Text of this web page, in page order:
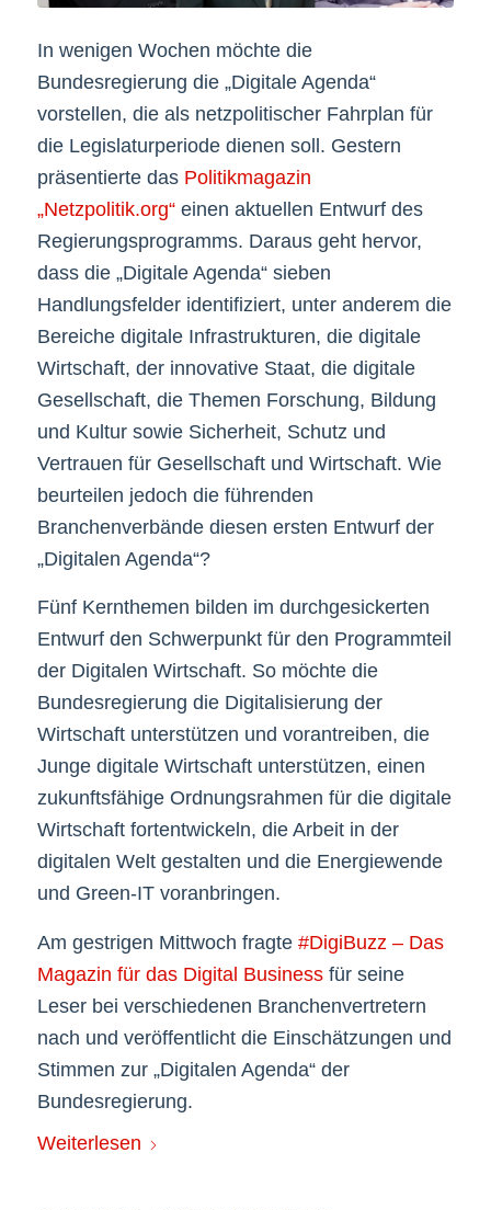
In wenigen Wochen möchte die
Bundesregierung die „Digitale Agenda“
vorstellen, die als netzpolitischer Fahrplan für
die Legislaturperiode dienen soll. Gestern
präsentierte das Politikmagazin
„Netzpolitik.org“einen aktuellen Entwurf des
Regierungsprogramms. Daraus geht hervor,
dass die „Digitale Agenda“ sieben
Handlungsfelder identifiziert, unter anderem die
Bereiche digitale Infrastrukturen, die digitale
Wirtschaft, der innovative Staat, die digitale
Gesellschaft, die Themen Forschung, Bildung
und Kultur sowie Sicherheit, Schutz und
Vertrauen für Gesellschaft und Wirtschaft. Wie
beurteilen jedoch die führenden
Branchenverbände diesen ersten Entwurf der
„Digitalen Agenda“?
Fünf Kernthemen bilden im durchgesickerten
Entwurf den Schwerpunkt für den Programmteil
der Digitalen Wirtschaft. So möchte die
Bundesregierung die Digitalisierung der
Wirtschaft unterstützen und vorantreiben, die
Junge digitale Wirtschaft unterstützen, einen
zukunftsfähige Ordnungsrahmen für die digitale
Wirtschaft fortentwickeln, die Arbeit in der
digitalen Welt gestalten und die Energiewende
und Green-IT voranbringen.
Am gestrigen Mittwoch fragte #DigiBuzz – Das
Magazin für das Digital Businessfür seine
Leser bei verschiedenen Branchenvertretern
nach und veröffentlicht die Einschätzungen und
Stimmen zur „Digitalen Agenda“ der
Bundesregierung.
Weiterlesen